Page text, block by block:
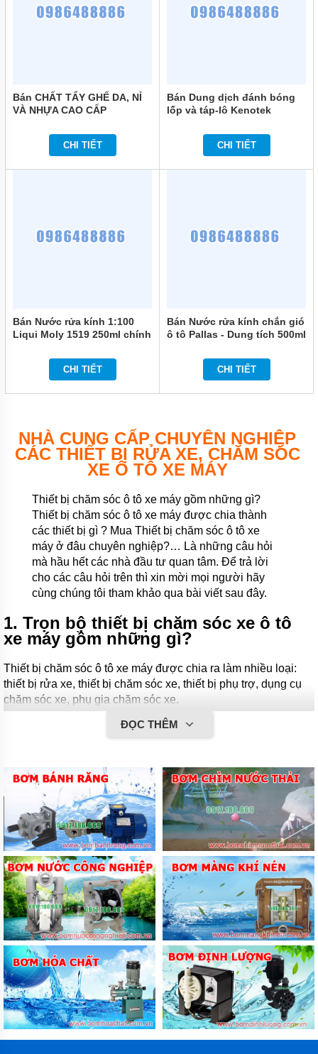
Bán CHẤT TẨY GHẾ DA, NỈ
VÀ NHỰA CAO CẤP
CLEANER chính hãng
CHI TIẾT
Bán Dung dịch đánh bóng
lốp và táp-lô Kenotek
(Can 5L) chính hãng
CHI TIẾT
Bán Nước rửa kính 1:100
Liqui Moly 1519 250ml chính
CHI TIẾT
Bán Nước rửa kính chắn gió
ô tô Pallas - Dung tích 500ml
CHI TIẾT
NHÀ CUNG CẤP CHUYÊN NGHIỆP
CÁC THIẾT BỊ RỬA XE, CHĂM SÓC
XE Ô TÔ XE MÁY
Thiết bị chăm sóc ô tô xe máy gồm những gì?
Thiết bị chăm sóc ô tô xe máy được chia thành
các thiết bị gì ? Mua Thiết bị chăm sóc ô tô xe
máy ở đâu chuyên nghiệp?… Là những câu hỏi
mà hầu hết các nhà đầu tư quan tâm. Để trả lời
cho các câu hỏi trên thì xin mời mọi người hãy
cùng chúng tôi tham khảo qua bài viết sau đây.
1. Trọn bộ thiết bị chăm sóc xe ô tô
xe máy gồm những gì?
Thiết bị chăm sóc ô tô xe máy được chia ra làm nhiều loại:
thiết bị rửa xe, thiết bị chăm sóc xe, thiết bị phụ trợ, dụng cụ
chăm sóc xe, phụ gia chăm sóc xe.
nguồn không khí nén nạp vào và thoát ra nhanh chóng.
Máy bơm khí nén có lưu lượng khí nén lớn, công suất
cao có thể hoạt động trong 24h.
Máy rửa xe cao áp là sản phẩm có thiết kế nhỏ gọn,
trọng lượng nhẹ, tiết kiệm điện nước và tiết kiệm thời
gian, sản phẩm Sản phẩm máy rửa xe sẽ là công cụ hỗ
trợ cho bạn trong việc rửa sạch xe và vệ sinh máy móc,
công xưởng, nhà bếp, nhà vệ sinh, tường nhà, sân
vườn nhanh chóng và hiệu quả.
Ben nâng xe máy hay còn được biết đến với nhiều tên
gọi khác như kích nâng xe, , cầu nâng xe máy,... sản
phẩm này được sử dụng phổ biến trong các tiệm phun
rửa cũng như sửa chữa và bảo dưỡng xe máy với
nhiệm vụ chính là nâng xe cao lên khỏi mặt đất để
thuận tiện cho quá trình làm sạch, sửa chữa.
1.2 Thiết bị chăm sóc xe
ĐỌC THÊM